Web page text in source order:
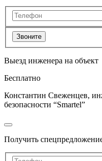
Звоните
Выезд инженера на объект
Бесплатно
Константин Свеженцев,
безопасности “Smartel”
Получить